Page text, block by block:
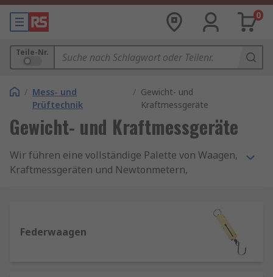
0
Teile-Nr.
/ Mess- und
Prüftechnik
/ Gewicht- und
Kraftmessgeräte
Gewicht- und Kraftmessgeräte
Wir führen eine vollständige Palette von Waagen,
Kraftmessgeräten und Newtonmetern,
Vielzahl von Lasttypen hinweg. Führende Namen
bei der Gewichts- und Kraftmessung sind Sauter,
Federwaagen